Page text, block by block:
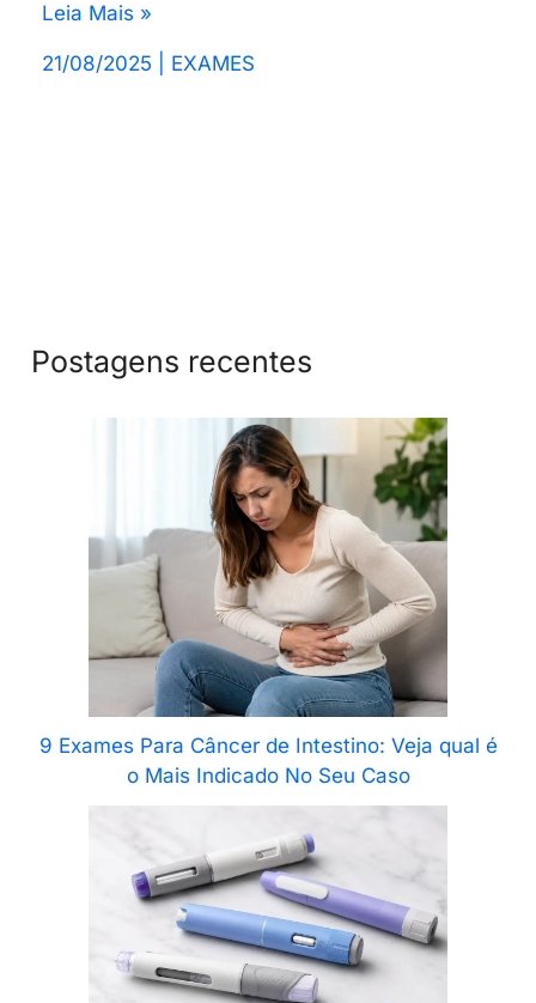
Leia Mais »
21/08/2025 EXAMES
Postagens recentes
9 Exames Para Câncer de Intestino: Veja qual é
o Mais Indicado No Seu Caso